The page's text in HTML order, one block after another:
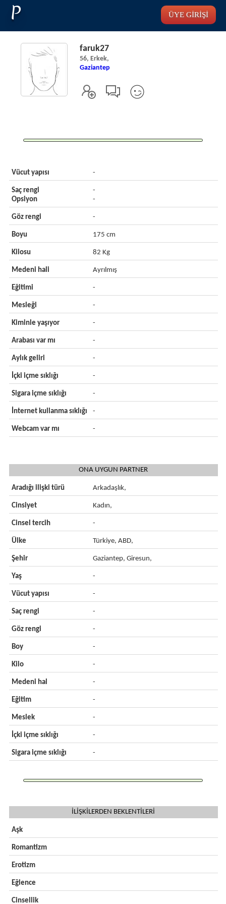
P ÜYE GİRİŞİ
faruk27
56, Erkek,
Gaziantep
Vücut yapısı -
Saç rengi
Opsiyon
-
-
Göz rengi -
Boyu 175 cm
Kilosu 82 Kg
Medeni hali Ayrılmış
Eğitimi -
Mesleği -
Kiminle yaşıyor -
Arabası var mı -
Aylık geliri -
İçki içme sıklığı -
Sigara içme sıklığı -
İnternet kullanma sıklığı -
Webcam var mı -
ONA UYGUN PARTNER
Aradığı ilişki türü Arkadaşlık,
Cinsiyet Kadın,
Cinsel tercih -
Ülke Türkiye, ABD,
Şehir Gaziantep, Giresun,
Yaş -
Vücut yapısı -
Saç rengi -
Göz rengi -
Boy -
Kilo -
Medeni hal -
Eğitim -
Meslek -
İçki içme sıklığı -
Sigara içme sıklığı -
İLİŞKİLERDEN BEKLENTİLERİ
Aşk
Romantizm
Erotizm
Eğlence
Cinsellik